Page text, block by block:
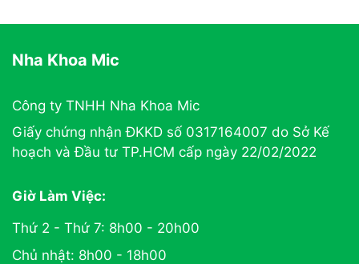
Nha Khoa Mic
Công ty TNHH Nha Khoa Mic
Giấy chứng nhận ĐKKD số 0317164007 do Sở Kế
hoạch và Đầu tư TP.HCM cấp ngày 22/02/2022
Giờ Làm Việc:
Thứ 2 - Thứ 7: 8h00 - 20h00
Chủ nhật: 8h00 - 18h00